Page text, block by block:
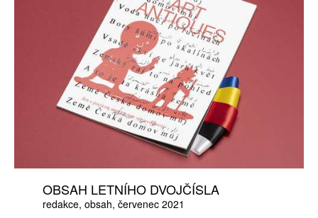
OBSAH LETNÍHO DVOJČÍSLA
redakce obsah červenec 2021